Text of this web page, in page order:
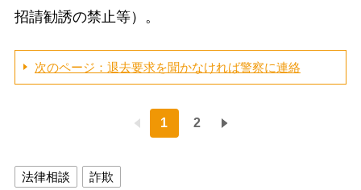
招請勧誘の禁止等）。
次のページ：退去要求を聞かなければ警察に連絡
1 2
法律相談 詐欺